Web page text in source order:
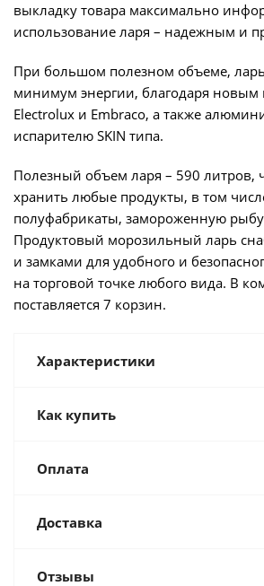
выкладку товара максимально
использование ларя – надежным и
При большом полезном объеме,
минимум энергии, благодаря новым
Electrolux и Embraco, а также
испарителю SKIN типа.
Полезный объем ларя – 590 литров,
хранить любые продукты, в том
полуфабрикаты, замороженную
Продуктовый морозильный ларь
и замками для удобного и
на торговой точке любого вида. В
поставляется 7 корзин.
Характеристики
Как купить
Оплата
Доставка
Отзывы